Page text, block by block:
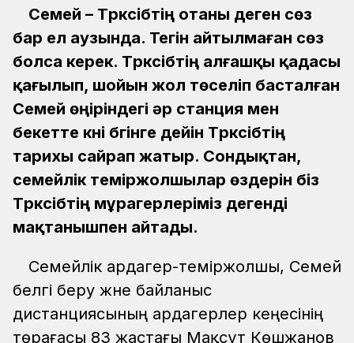
Семей – Түрксібтің отаны деген сөз
бар ел аузында. Тегін айтылмаған сөз
болса керек. Түрксібтің алғашқы қадасы
қағылып, шойын жол төселіп басталған
Семей өңіріндегі әр станция мен
бекетте күні бүгінге дейін Түрксібтің
тарихы сайрап жатыр. Сондықтан,
семейлік теміржолшылар өздерін біз
Түрксібтің мұрагерлеріміз дегенді
мақтанышпен айтады.
Семейлік ардагер-теміржолшы, Семей
белгі беру және байланыс
дистанциясының ардагерлер кеңесінің
төрағасы 83 жастағы Мақсұт Көшжанов